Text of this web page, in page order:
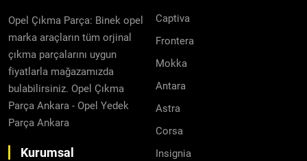
Opel Çıkma Parça: Binek opel
marka araçların tüm orjinal
çıkma parçalarını uygun
fiyatlarla mağazamızda
bulabilirsiniz. Opel Çıkma
Parça Ankara - Opel Yedek
Parça Ankara
Kurumsal
Captiva
Frontera
Mokka
Antara
Astra
Corsa
Insignia